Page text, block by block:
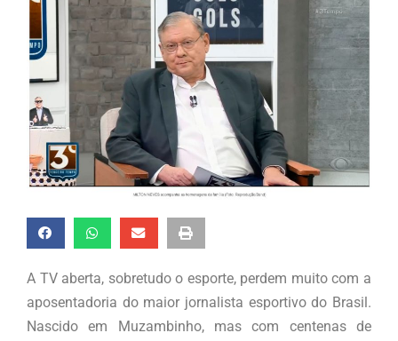
A TV aberta, sobretudo o esporte, perdem muito com a
aposentadoria do maior jornalista esportivo do Brasil.
Nascido em Muzambinho, mas com centenas de